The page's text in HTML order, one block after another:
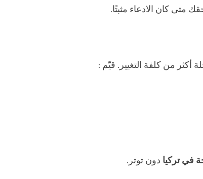
متى كان الادعاء مثبتًا.
أكثر من كلفة التغيير. قيّم :
في تركيادون توتر.